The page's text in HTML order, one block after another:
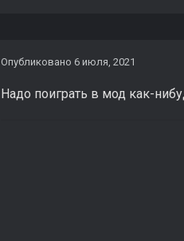
Опубликовано 6 июля, 2021
Надо поиграть в мод как-